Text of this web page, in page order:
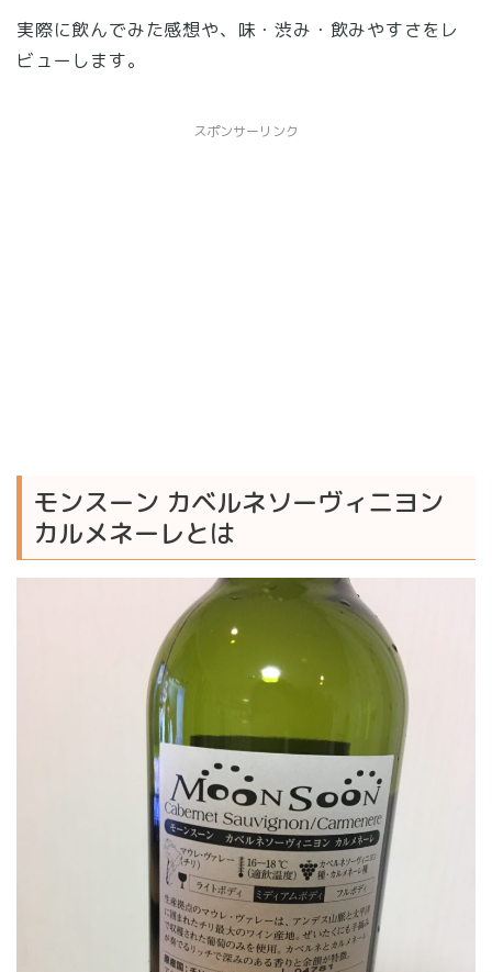
実際に飲んでみた感想や、味・渋み・飲みやすさをレ
ビューします。
スポンサーリンク
モンスーン カベルネソーヴィニヨン
カルメネーレとは